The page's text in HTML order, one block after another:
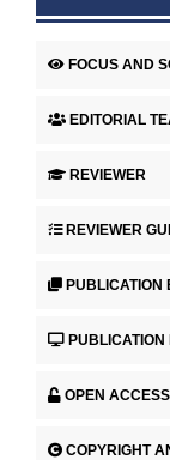
FOCUS AND
EDITORIAL
REVIEWER
REVIEWER
PUBLICATION
PUBLICATION
OPEN
COPYRIGHT